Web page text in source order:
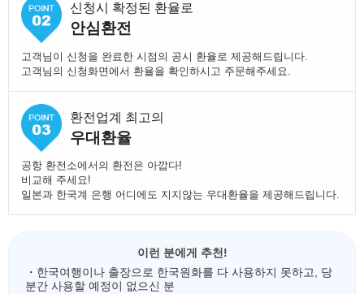
신청시 확정된 환율로
안심환전
고객님이 신청을 완료한 시점의 공시 환율로 제공해드립니다.
고객님의 신청화면에서 환율을 확인하시고 주문해주세요.
환전업계 최고의
우대환율
공항 환전소에서의 환전은 아깝다!
비교해 주세요!
일본과 한국계 은행 어디에도 지지않는 우대환율을 제공해드립니다.
이런 분에게 추천!
・한국여행이나 출장으로 한국원화를 다 사용하지 못하고, 당
분간 사용할 예정이 없으신 분